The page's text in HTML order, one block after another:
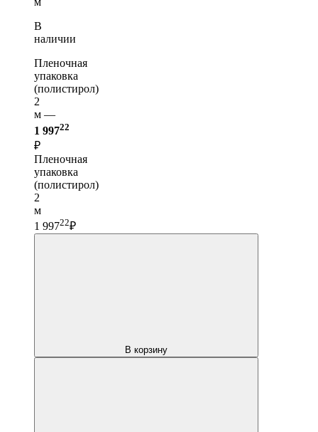
В
наличии
Пленочная
упаковка
(полистирол)
2
м —
1 99722
₽
Пленочная
упаковка
(полистирол)
2
м
1 99722₽
В корзину